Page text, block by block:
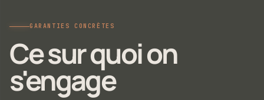
GARANTIES CONCRÈTES
Ce sur quoi on
s'engage